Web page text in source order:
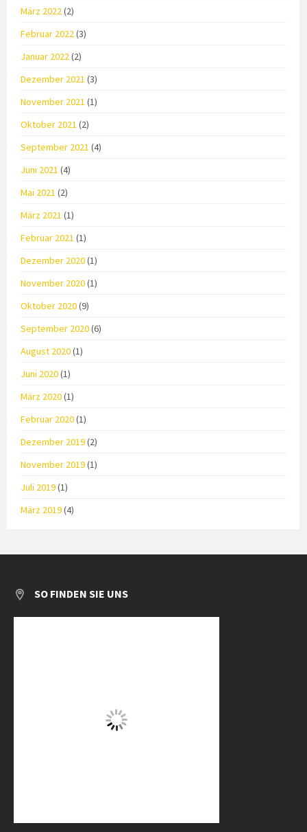
März 2022(2)
Februar 2022(3)
Januar 2022(2)
Dezember 2021 (3)
November 2021 (1)
Oktober 2021 (2)
September 2021 (4)
Juni 2021 (4)
Mai 2021 (2)
März 2021 (1)
Februar 2021 (1)
Dezember 2020(1)
November 2020(1)
Oktober 2020(9)
September 2020(6)
August 2020(1)
Juni 2020(1)
März 2020(1)
Februar 2020(1)
Dezember 2019(2)
November 2019(1)
Juli 2019(1)
März 2019(4)
SO FINDEN SIE UNS